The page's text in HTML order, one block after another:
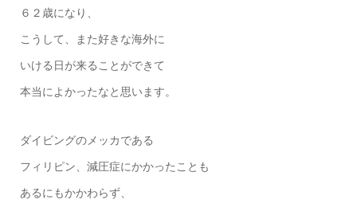
６２歳になり、
こうして、また好きな海外に
いける日が来ることができて
本当によかったなと思います。
ダイビングのメッカである
フィリピン、減圧症にかかったことも
あるにもかかわらず、